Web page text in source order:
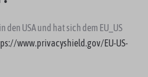
USA und hat sich dem EU_US
www.privacyshield.gov/EU-US-